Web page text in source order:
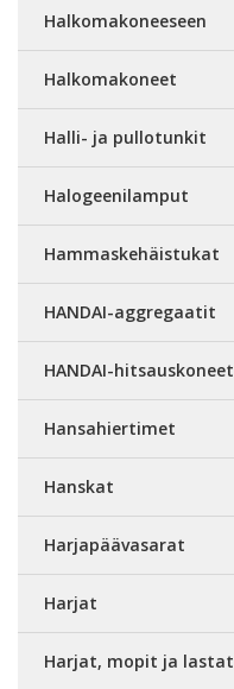
Halkomakoneeseen
Halkomakoneet
Halli- ja pullotunkit
Halogeenilamput
Hammaskehäistukat
HANDAI-aggregaatit
HANDAI-hitsauskoneet
Hansahiertimet
Hanskat
Harjapäävasarat
Harjat
Harjat, mopit ja lastat